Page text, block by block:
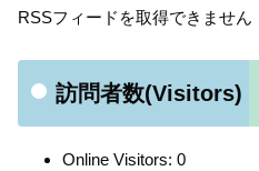
RSSフィードを取得できません
訪問者数(Visitors)
Online Visitors: 0